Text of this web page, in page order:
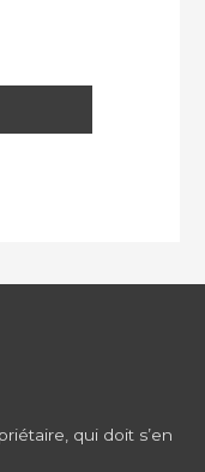
qui doit s’en